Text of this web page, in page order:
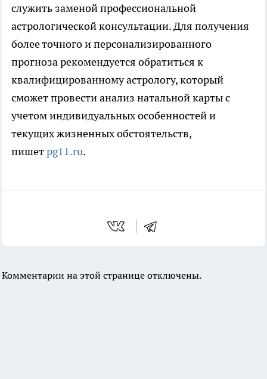
служить заменой профессиональной
астрологической консультации. Для получения
более точного и персонализированного
прогноза рекомендуется обратиться к
квалифицированному астрологу, который
сможет провести анализ натальной карты с
учетом индивидуальных особенностей и
текущих жизненных обстоятельств,
пишетpg11.ru.
Комментарии на этой странице отключены.